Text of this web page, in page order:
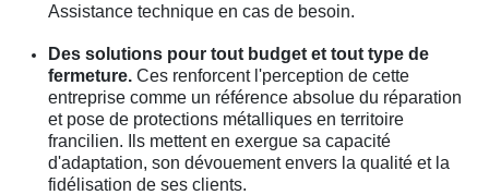
Assistance technique en cas de besoin.
Des solutions pour tout budget et tout type de
fermeture. Ces renforcent l'perception de cette
entreprise comme un référence absolue du réparation
et pose de protections métalliques en territoire
francilien. Ils mettent en exergue sa capacité
d'adaptation, son dévouement envers la qualité et la
fidélisation de ses clients.